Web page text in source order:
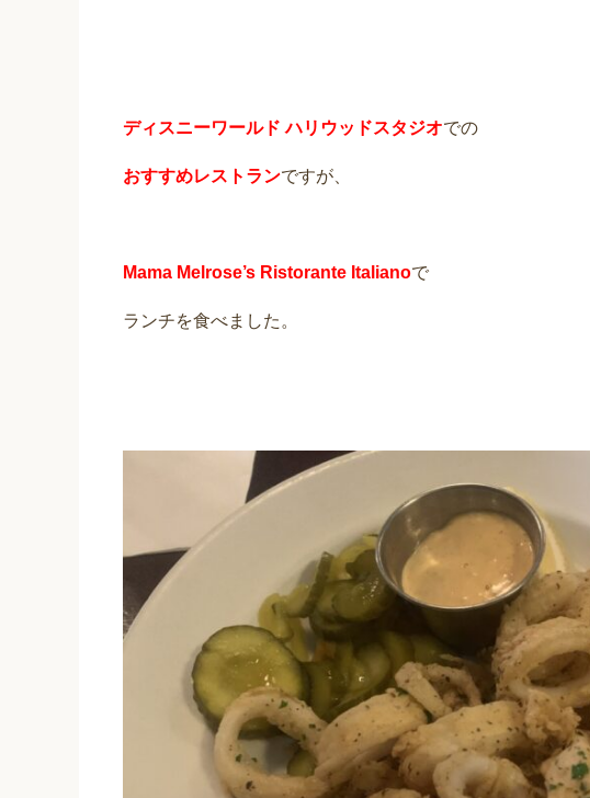
ディスニーワールド ハリウッドスタジオでの
おすすめレストランですが、
Mama Melrose’s Ristorante Italianoで
ランチを食べました。